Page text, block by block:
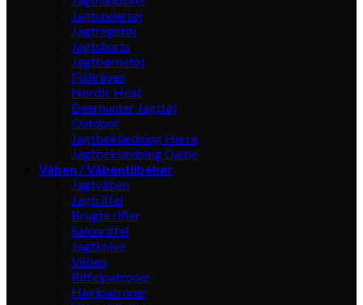
Jagtundertøj
Jagtregntøj
Jagtshorts
Jagtbørnetøj
Fjällräven
Nordic Heat
Deerhunter Jagttøj
Outdoor
Jagtbeklædning Herre
Jagtbeklædning Dame
Våben / Våbentilbehør
Jagtvåben
Jagtriffel
Brugte rifler
Salonriffel
Jagtknive
Våben
Riffelpatroner
Haglpatroner